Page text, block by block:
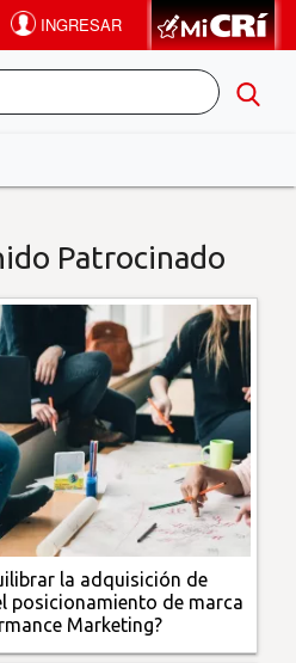
Patrocinado
la adquisición de
posicionamiento de marca
Marketing?